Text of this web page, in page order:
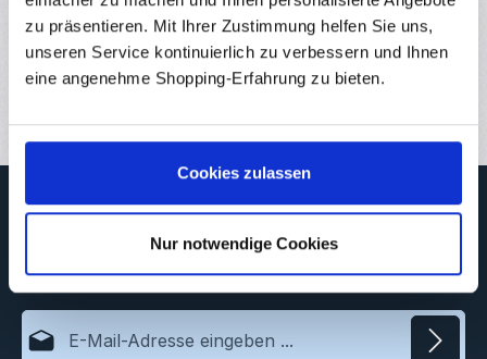
zu präsentieren. Mit Ihrer Zustimmung helfen Sie uns,
unseren Service kontinuierlich zu verbessern und Ihnen
eine angenehme Shopping-Erfahrung zu bieten.
Cookies zulassen
Nur notwendige Cookies
Eigenschaften
Downloads
Bewertungen
Abonnieren Sie jetzt unseren regelmäßig erscheinenden
Newsletter, um rechtzeitig über neue Produkte und Angebote
informiert zu werden.
E-Mail-Adresse*